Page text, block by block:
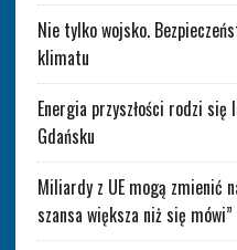
Nie tylko wojsko.
klimatu
Energia przyszłości rodzi się
Gdańsku
Miliardy z UE mogą zmienić
szansa większa niż się mówi”